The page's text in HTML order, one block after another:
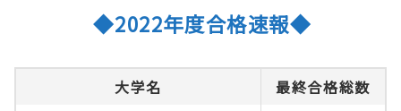
◆2022年度合格速報◆
大学名
最終合格総数